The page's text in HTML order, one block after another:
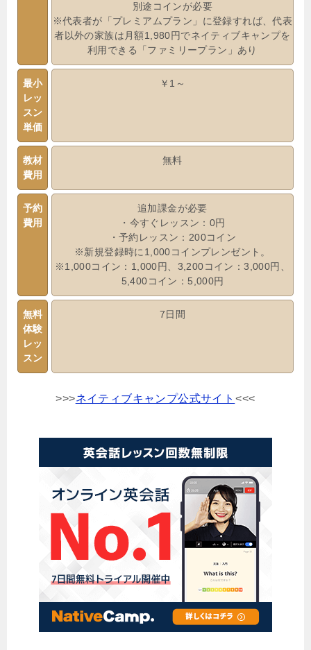
別途コインが必要
※代表者が「プレミアムプラン」に登録すれば、代表
者以外の家族は月額1,980円でネイティブキャンプを
利用できる「ファミリープラン」あり
最小
レッ
スン
単価
￥1～
教材
費用
無料
予約
費用
追加課金が必要
・今すぐレッスン：0円
・予約レッスン：200コイン
※新規登録時に1,000コインプレンゼント。
※1,000コイン：1,000円、3,200コイン：3,000円、
5,400コイン：5,000円
無料
体験
レッ
スン
7日間
>>>ネイティブキャンプ公式サイト <<<